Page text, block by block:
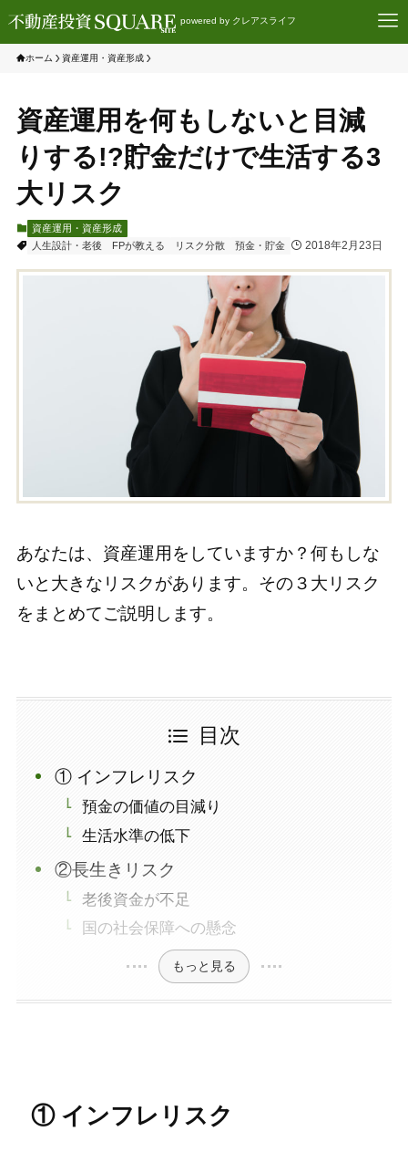
powered by クレアスライフ
ホーム 資産運用・資産形成
資産運用を何もしないと目減
りする!?貯金だけで生活する3
大リスク
資産運用・資産形成
人生設計・老後
FPが教える リスク分散 預金・貯金 2018年2月23日
あなたは、資産運用をしていますか？何もしな
いと大きなリスクがあります。その３大リスク
をまとめてご説明します。
目次
① インフレリスク
預金の価値の目減り
生活水準の低下
②長生きリスク
老後資金が不足
国の社会保障への懸念
もっと見る
① インフレリスク